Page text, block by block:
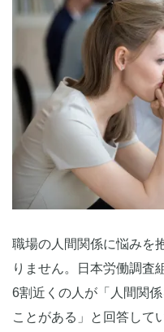
価値観や性格が合わ
業務量が多い／競争
意見を自由に表明で
ハラスメントが起き
職場の人間関係を改
ストレスが軽減され
自分の能力を十分
長く働き続けられ
【前向きに考え直す
【前向きに考え直
【気分転換行動】セ
職場の人間関係に悩みを
りません。日本労働調査
6割近くの人が「人間関
ことがある」と回答して